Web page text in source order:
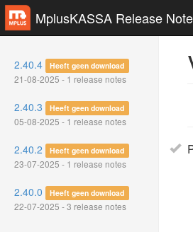
MplusKASSA Release
2.40.4 Heeft geen download
21-08-2025 - 1 release notes
2.40.3 Heeft geen download
05-08-2025 - 1 release notes
2.40.2 Heeft geen download
23-07-2025 - 1 release notes
2.40.0 Heeft geen download
22-07-2025 - 3 release notes